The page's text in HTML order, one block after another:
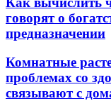
говорят о
предназначении
Комнатные
проблемах со
связывают с